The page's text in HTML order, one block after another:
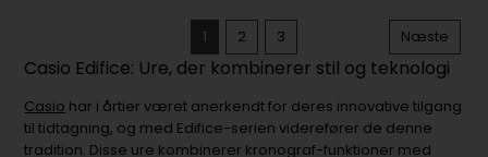
1 2 3 Næste
Casio Edifice: Ure, der kombinerer stil og teknologi
Casio har i årtier været anerkendt for deres innovative tilgang
til tidtagning, og med Edifice-serien viderefører de denne
tradition. Disse ure kombinerer kronograf-funktioner med